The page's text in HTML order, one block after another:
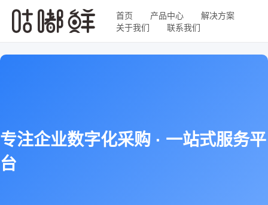
首页 产品中心
解决方案
关于我们
联系我们
专注企业数字化采购 · 一站式服务平
台